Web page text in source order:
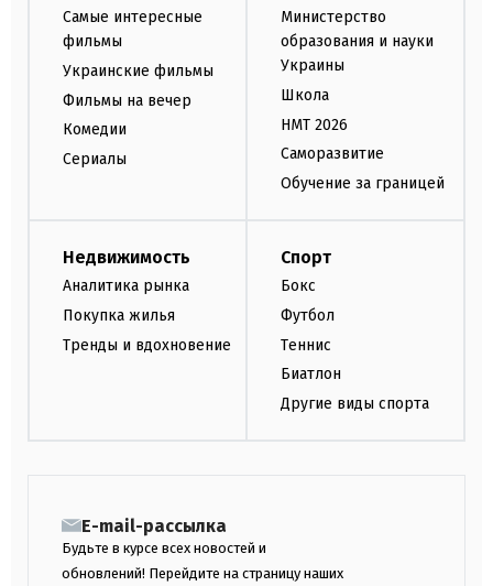
Самые интересные
фильмы
Украинские фильмы
Фильмы на вечер
Комедии
Сериалы
Министерство
образования и науки
Украины
Школа
НМТ 2026
Саморазвитие
Обучение за границей
Недвижимость
Аналитика рынка
Покупка жилья
Тренды и вдохновение
Спорт
Бокс
Футбол
Теннис
Биатлон
Другие виды спорта
E-mail-рассылка
Будьте в курсе всех новостей и
обновлений! Перейдите на страницу наших